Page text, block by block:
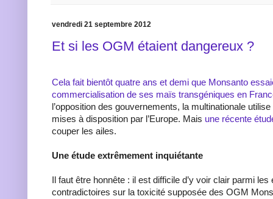
vendredi 21 septembre 2012
Et si les OGM étaient dangereux ?
Cela fait bientôt quatre ans et demi que Monsanto
commercialisation de ses maïs transgéniques en
l’opposition des gouvernements, la multinationale
mises à disposition par l’Europe. Mais une récente
couper les ailes.
Une étude extrêmement inquiétante
Il faut être honnête : il est difficile d’y voir clair parmi les
contradictoires sur la toxicité supposée des OGM